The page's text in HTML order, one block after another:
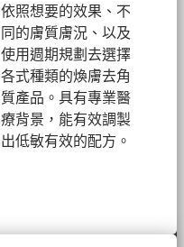
依照想要的效果、不
同的膚質膚況、以及
使用週期規劃去選擇
各式種類的煥膚去角
質產品。具有專業醫
療背景，能有效調製
出低敏有效的配方。